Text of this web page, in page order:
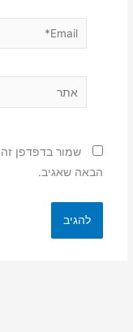
Email*
שמור בדפדפן
הבאה שאגיב.